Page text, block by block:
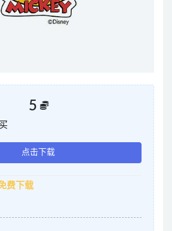
5
点击下载
费下载